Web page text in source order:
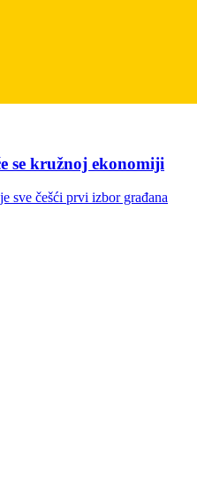
se kružnoj ekonomiji
sve češći prvi izbor građana